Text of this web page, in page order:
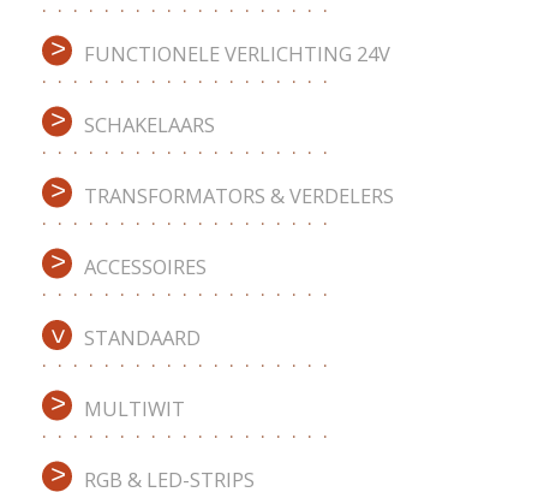
FUNCTIONELE VERLICHTING 24V
SCHAKELAARS
TRANSFORMATORS & VERDELERS
ACCESSOIRES
STANDAARD
MULTIWIT
RGB & LED-STRIPS